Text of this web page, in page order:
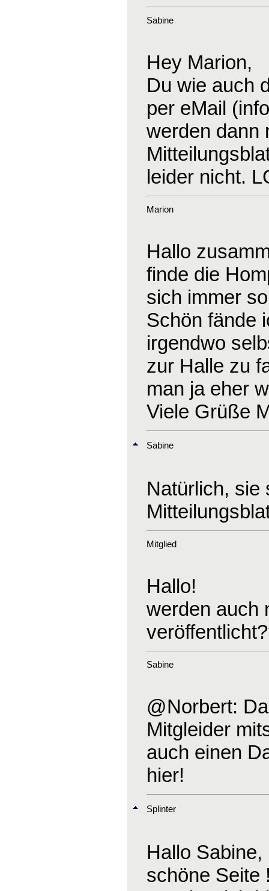
Sabine
Hey Marion,
Du wie auch
per eMail
werden dann
leider nicht.
Marion
Hallo
finde die
sich immer
Schön fände
irgendwo
zur Halle zu
man ja eher
Viele Grüße
Sabine
Natürlich, sie
Mitglied
Hallo!
werden auch
Sabine
@Norbert:
Mitgleider
auch einen
hier!
Splinter
Hallo Sabine,
schöne Seite